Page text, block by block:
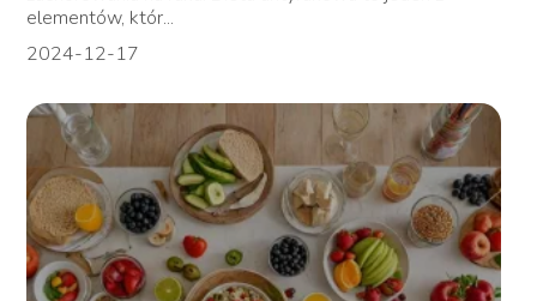
elementów, któr...
2024-12-17